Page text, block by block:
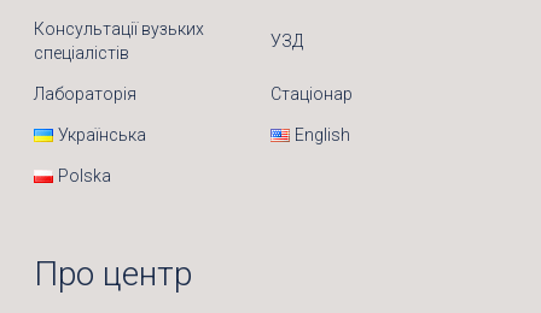
Консультації вузьких
спеціалістів
УЗД
Лабораторія Стаціонар
Українська English
Polska
Про центр